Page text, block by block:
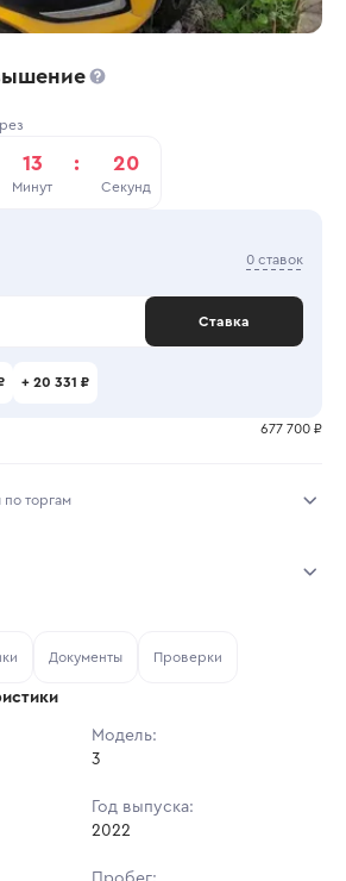
13
Минут
: 20
Секунд
0 ставок
Ставка
+ 20 331 ₽
677 700 ₽
торгам
Открытые торги
6 777 ₽
Ставок не найдено
в аукционах
Документы Проверки
Модель:
3
Год выпуска:
2022